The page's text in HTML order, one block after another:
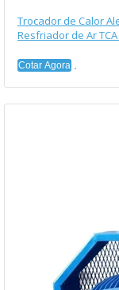
Trocador de Calor
Resfriador de Ar
Cotar Agora